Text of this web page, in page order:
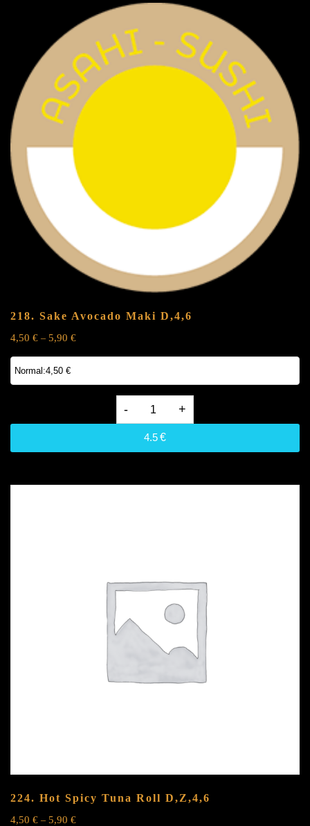
218. Sake Avocado Maki D,4,6
4,50 € – 5,90 €
Sake
Avocado
D,4,6
4.5€
224. Hot Spicy Tuna Roll D,Z,4,6
4,50 € – 5,90 €